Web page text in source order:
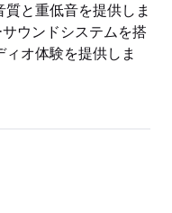
と重低音を提供しま
ウンドシステムを搭
オ体験を提供しま